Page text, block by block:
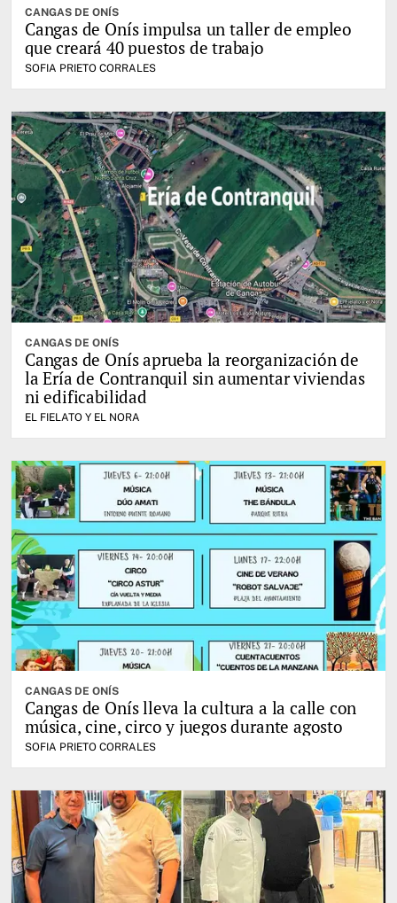
CANGAS DE ONÍS
Cangas de Onís impulsa un taller de empleo
que creará 40 puestos de trabajo
SOFIA PRIETO CORRALES
CANGAS DE ONÍS
Cangas de Onís aprueba la reorganización de
la Ería de Contranquil sin aumentar viviendas
ni edificabilidad
EL FIELATO Y EL NORA
CANGAS DE ONÍS
Cangas de Onís lleva la cultura a la calle con
música, cine, circo y juegos durante agosto
SOFIA PRIETO CORRALES